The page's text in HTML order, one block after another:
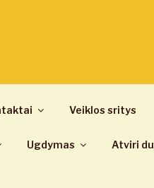
Veiklos sritys
Ugdymas Atviri